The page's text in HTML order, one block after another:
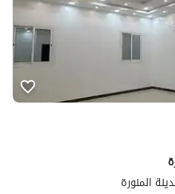
المنورة